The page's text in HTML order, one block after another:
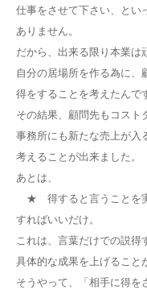
仕事をさせて下さい、とい
ありません。
だから、出来る限り本業は
自分の居場所を作る為に、
得をすることを考えたんで
その結果、顧問先もコスト
事務所にも新たな売上が入
考えることが出来ました。
あとは、
★ 得すると言うことを
すればいいだけ。
これは、言葉だけでの説得
具体的な成果を上げること
そうやって、「相手に得